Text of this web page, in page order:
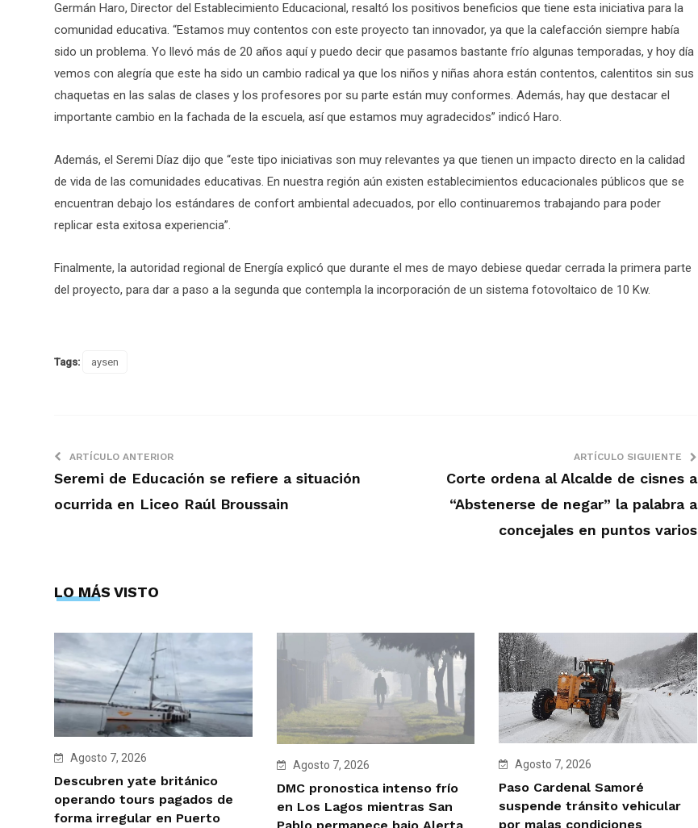
Germán Haro, Director del Establecimiento Educacional, resaltó los positivos beneficios que tiene esta iniciativa para la
comunidad educativa. “Estamos muy contentos con este proyecto tan innovador, ya que la calefacción siempre había
sido un problema. Yo llevó más de 20 años aquí y puedo decir que pasamos bastante frío algunas temporadas, y hoy día
vemos con alegría que este ha sido un cambio radical ya que los niños y niñas ahora están contentos, calentitos sin sus
chaquetas en las salas de clases y los profesores por su parte están muy conformes. Además, hay que destacar el
importante cambio en la fachada de la escuela, así que estamos muy agradecidos” indicó Haro.
Además, el Seremi Díaz dijo que “este tipo iniciativas son muy relevantes ya que tienen un impacto directo en la calidad
de vida de las comunidades educativas. En nuestra región aún existen establecimientos educacionales públicos que se
encuentran debajo los estándares de confort ambiental adecuados, por ello continuaremos trabajando para poder
replicar esta exitosa experiencia”.
Finalmente, la autoridad regional de Energía explicó que durante el mes de mayo debiese quedar cerrada la primera parte
del proyecto, para dar a paso a la segunda que contempla la incorporación de un sistema fotovoltaico de 10 Kw.
Tags: aysen
ARTÍCULO ANTERIOR
Seremi de Educación se refiere a situación
ocurrida en Liceo Raúl Broussain
ARTÍCULO SIGUIENTE
Corte ordena al Alcalde de cisnes a
“Abstenerse de negar” la palabra a
concejales en puntos varios
LO MÁS VISTO
Agosto 7, 2026
Descubren yate británico
operando tours pagados de
forma irregular en Puerto
Agosto 7, 2026
DMC pronostica intenso frío
en Los Lagos mientras San
Agosto 7, 2026
Paso Cardenal Samoré
suspende tránsito vehicular
por malas condiciones